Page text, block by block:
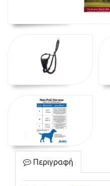
Περιγραφή